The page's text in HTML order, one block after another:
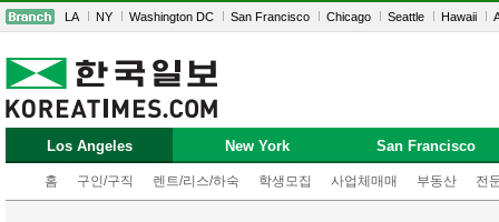
LA NY Washington DC San Francisco Chicago Seattle Hawaii
Los Angeles
홈 구인/구직 렌트/리스/하숙 학생모집 사업체매매 부동산 전
New York San Francisco